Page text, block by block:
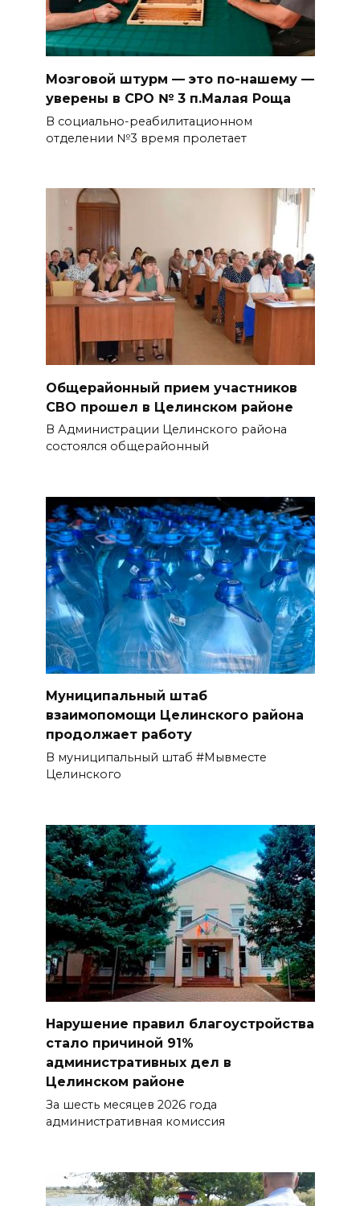
Мозговой штурм — это по-нашему —
уверены в СРО № 3 п.Малая Роща
В социально-реабилитационном
отделении №3 время пролетает
Общерайонный прием участников
СВО прошел в Целинском районе
В Администрации Целинского района
состоялся общерайонный
Муниципальный штаб
взаимопомощи Целинского района
продолжает работу
В муниципальный штаб #Мывместе
Целинского
Нарушение правил благоустройства
стало причиной 91%
административных дел в
Целинском районе
За шесть месяцев 2026 года
административная комиссия